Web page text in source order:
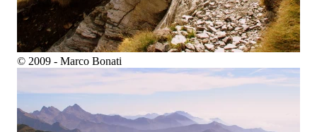
© 2009 - Marco Bonati